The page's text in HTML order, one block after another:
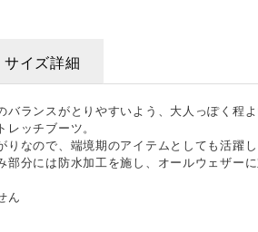
サイズ詳細
バランスがとりやすいよう、大人っぽく程
ッチブーツ。
りなので、端境期のアイテムとしても活躍し
部分には防水加工を施し、オールウェザーに
ん